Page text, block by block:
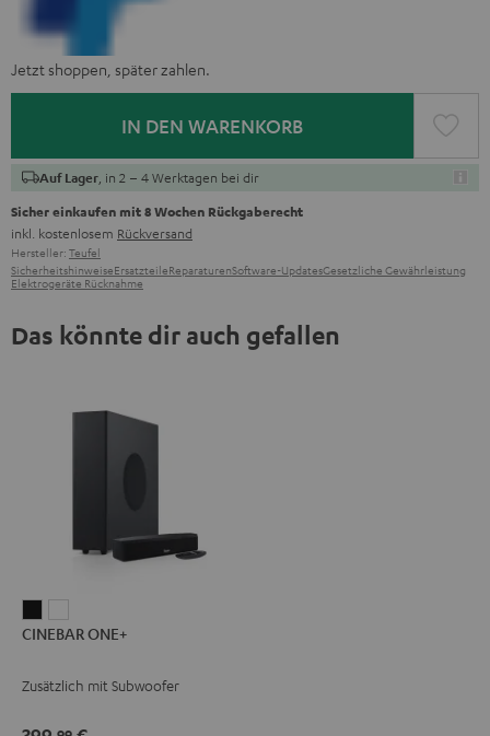
Jetzt shoppen, später zahlen.
IN DEN WARENKORB
Auf Lager , in 2 – 4 Werktagen bei dir
Sicher einkaufen mit 8 Wochen Rückgaberecht
inkl. kostenlosem Rückversand
Hersteller: Teufel
SicherheitshinweiseErsatzteileReparaturenSoftware-UpdatesGesetzliche Gewährleistung
Elektrogeräte Rücknahme
Das könnte dir auch gefallen
ONE+ONE+
CINEBAR ONE+
Zusätzlich mit Subwoofer